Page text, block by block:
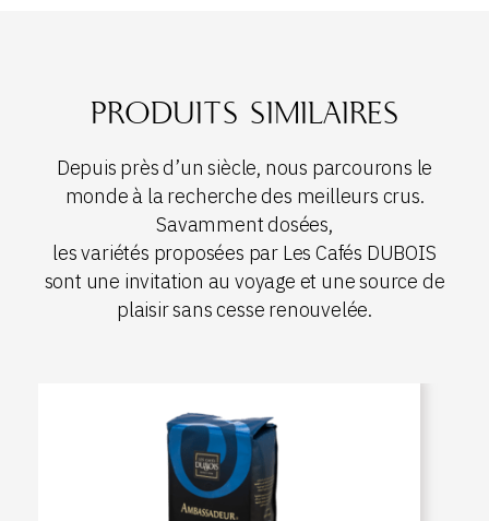
PRODUITS SIMILAIRES
Depuis près d’un siècle, nous parcourons le
monde à la recherche des meilleurs crus.
Savamment dosées,
les variétés proposées par Les Cafés DUBOIS
sont une invitation au voyage et une source de
plaisir sans cesse renouvelée.